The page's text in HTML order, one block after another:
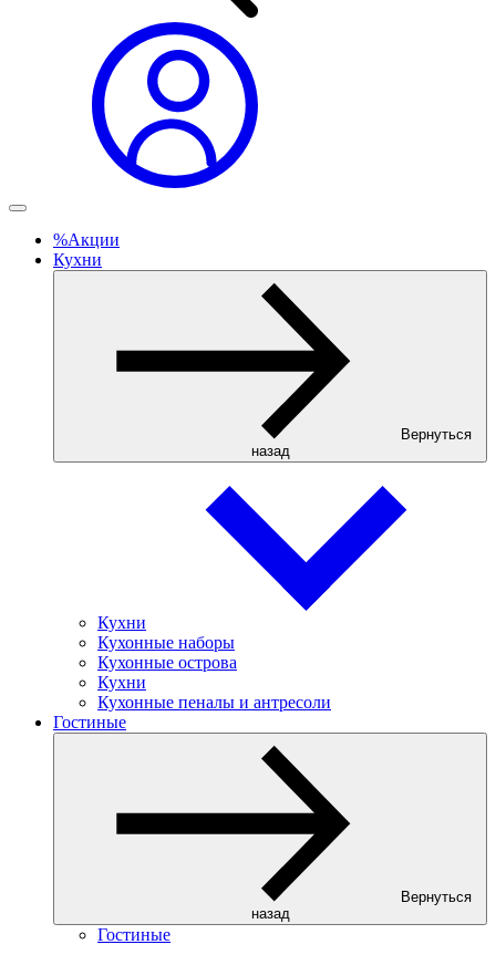
%Акции
Кухни
Вернуться
назад
Кухни
Кухонные наборы
Кухонные острова
Кухни
Кухонные пеналы и антресоли
Гостиные
Вернуться
назад
Гостиные